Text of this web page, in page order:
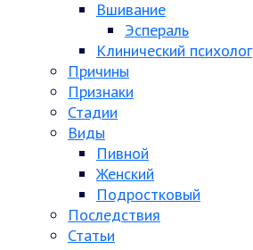
Вшивание
Эспераль
Клинический психолог
Причины
Признаки
Стадии
Виды
Пивной
Женский
Подростковый
Последствия
Статьи